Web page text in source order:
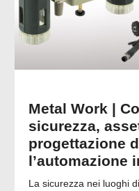
Metal Work |
sicurezza,
progettazione
l’automazione
La sicurezza nei luoghi